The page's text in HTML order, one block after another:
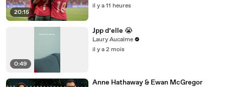
20:15
|08/08/2026|beINSportsUSA
il y a 11 heures
0:49
Jpp d’elle 😭
Laury Aucalme
il y a 2 mois
Anne Hathaway & Ewan McGregor